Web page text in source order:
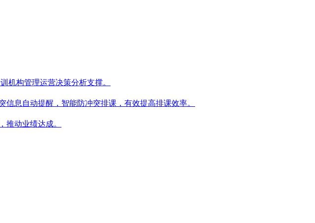
机构管理运营决策分析支撑。
息自动提醒，智能防冲突排课，有效提高排课效率。
推动业绩达成。